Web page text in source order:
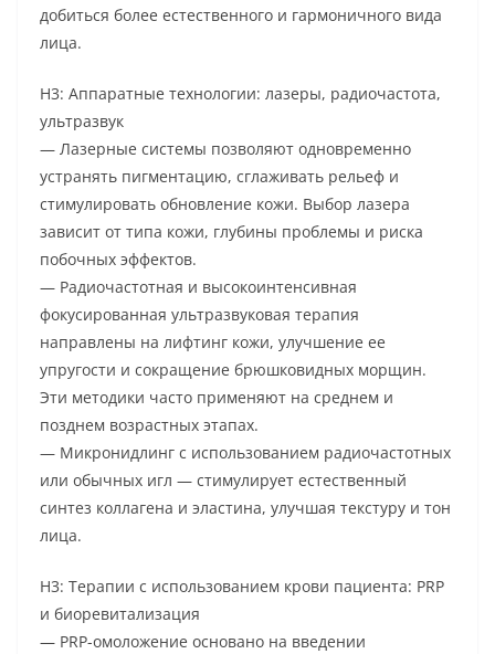
добиться более естественного и гармоничного вида
лица.
H3: Аппаратные технологии: лазеры, радиочастота,
ультразвук
— Лазерные системы позволяют одновременно
устранять пигментацию, сглаживать рельеф и
стимулировать обновление кожи. Выбор лазера
зависит от типа кожи, глубины проблемы и риска
побочных эффектов.
— Радиочастотная и высокоинтенсивная
фокусированная ультразвуковая терапия
направлены на лифтинг кожи, улучшение ее
упругости и сокращение брюшковидных морщин.
Эти методики часто применяют на среднем и
позднем возрастных этапах.
— Микронидлинг с использованием радиочастотных
или обычных игл — стимулирует естественный
синтез коллагена и эластина, улучшая текстуру и тон
лица.
H3: Терапии с использованием крови пациента: PRP
и биоревитализация
— PRP-омоложение основано на введении